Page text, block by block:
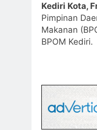
Kediri Kota,
Pimpinan
Makanan
BPOM Kediri.